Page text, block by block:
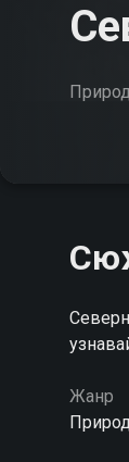
Жанр